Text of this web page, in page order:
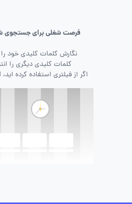
فرصت شغلی برای جستجوی
نگارش کلمات کلیدی خود را
کلمات کلیدی دیگری را
اگر از فیلتری استفاده کرده